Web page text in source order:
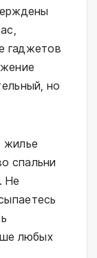
гаджетов
но
жилье
спальни
Не
любых